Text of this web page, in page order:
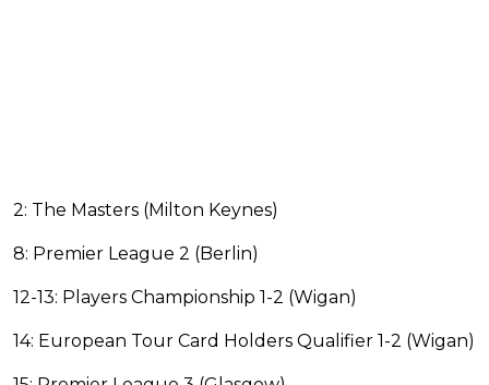
2: The Masters (Milton Keynes)
8: Premier League 2 (Berlin)
12-13: Players Championship 1-2 (Wigan)
14: European Tour Card Holders Qualifier 1-2 (Wigan)